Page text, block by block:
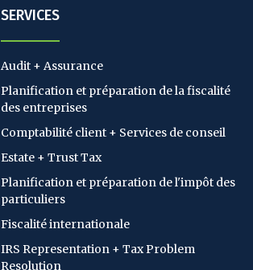
SERVICES
Audit + Assurance
Planification et préparation de la fiscalité
des entreprises
Comptabilité client + Services de conseil
Estate + Trust Tax
Planification et préparation de l'impôt des
particuliers
Fiscalité internationale
IRS Representation + Tax Problem
Resolution